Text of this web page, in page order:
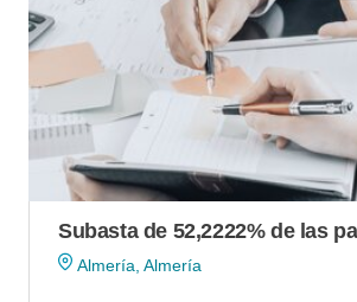
Almería, Almería